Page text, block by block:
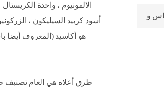
الالمونيوم ، واحدة
أسود كربيد السيليكون ،
هو أكاسيد (المعروف أيضا
طرق أعلاه هي العام تصنيف